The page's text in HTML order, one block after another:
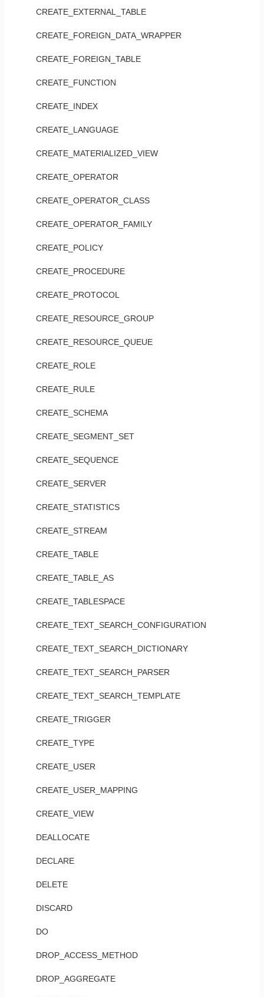
CREATE_EXTERNAL_TABLE
CREATE_FOREIGN_DATA_WRAPPER
CREATE_FOREIGN_TABLE
CREATE_FUNCTION
CREATE_INDEX
CREATE_LANGUAGE
CREATE_MATERIALIZED_VIEW
CREATE_OPERATOR
CREATE_OPERATOR_CLASS
CREATE_OPERATOR_FAMILY
CREATE_POLICY
CREATE_PROCEDURE
CREATE_PROTOCOL
CREATE_RESOURCE_GROUP
CREATE_RESOURCE_QUEUE
CREATE_ROLE
CREATE_RULE
CREATE_SCHEMA
CREATE_SEGMENT_SET
CREATE_SEQUENCE
CREATE_SERVER
CREATE_STATISTICS
CREATE_STREAM
CREATE_TABLE
CREATE_TABLE_AS
CREATE_TABLESPACE
CREATE_TEXT_SEARCH_CONFIGURATION
CREATE_TEXT_SEARCH_DICTIONARY
CREATE_TEXT_SEARCH_PARSER
CREATE_TEXT_SEARCH_TEMPLATE
CREATE_TRIGGER
CREATE_TYPE
CREATE_USER
CREATE_USER_MAPPING
CREATE_VIEW
DEALLOCATE
DECLARE
DELETE
DISCARD
DO
DROP_ACCESS_METHOD
DROP_AGGREGATE